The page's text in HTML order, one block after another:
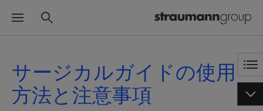
サージカルガイドの使用
方法と注意事項